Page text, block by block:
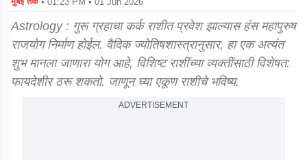
Astrology : गुरू ग्रहाचा कर्क राशीत प्रवेश झाल्यास हंस महापुरुष
राजयोग निर्माण होईल. वैदिक ज्योतिषशास्त्रानुसार, हा एक अत्यंत
शुभ मानला जाणारा योग आहे, विशिष्ट राशींच्या व्यक्तींसाठी विशेषत:
फायदेशीर ठरू शकतो. जाणून घ्या एकूण राशीचे भविष्य.
ADVERTISEMENT